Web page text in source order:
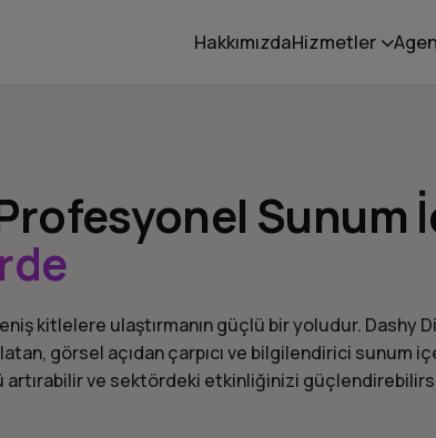
HakkımızdaHizmetler
Sunum
kitlelere ulaştırmanın güçlü bir yoludur. Dashy
görsel açıdan çarpıcı ve bilgilendirici sunum
ve sektördeki etkinliğinizi